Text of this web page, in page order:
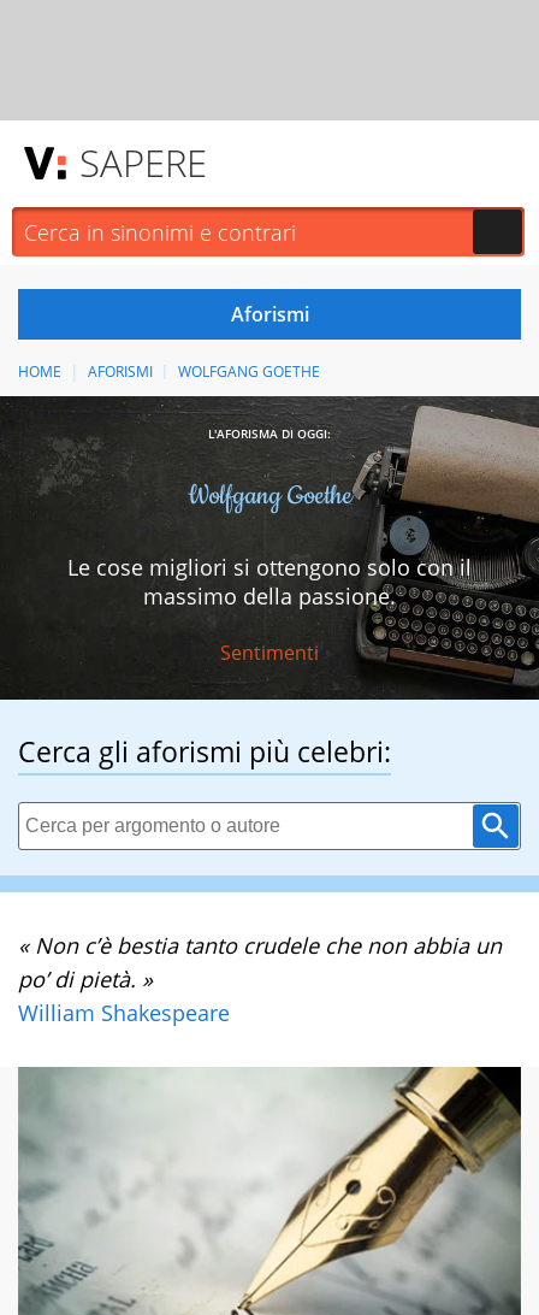
SAPERE
HOME AFORISMI WOLFGANG GOETHE
L'AFORISMA DI OGGI:
Wolfgang Goethe
Le cose migliori si ottengono solo con il
massimo della passione.
Sentimenti
Cerca gli aforismi più celebri:
« Non c’è bestia tanto crudele che non abbia un
po’ di pietà. »
William Shakespeare